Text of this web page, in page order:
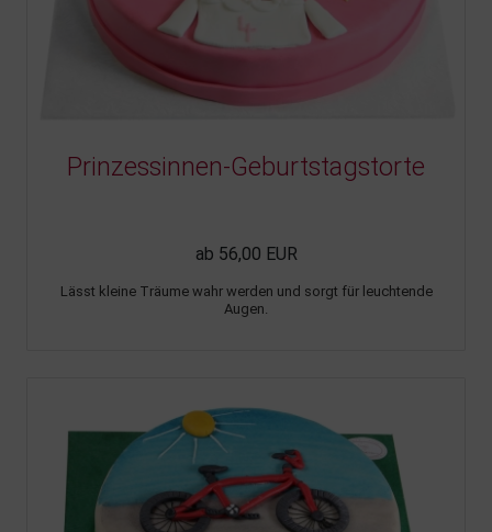
Prinzessinnen-Geburtstagstorte
ab 56,00 EUR
Lässt kleine Träume wahr werden und sorgt für leuchtende
Augen.